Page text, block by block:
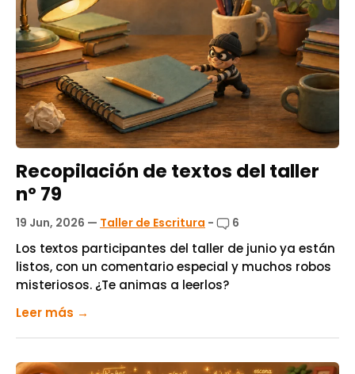
Recopilación de textos del taller
nº 79
19 Jun, 2026 — Taller de Escritura - 6
Los textos participantes del taller de junio ya están
listos, con un comentario especial y muchos robos
misteriosos. ¿Te animas a leerlos?
Leer más →